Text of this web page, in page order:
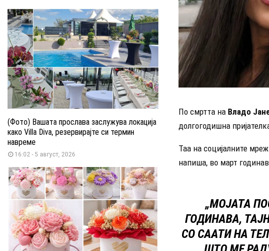
По смртта на Владо
долгогодишна
Таа на социјалните
напиша, во март
„МОЈАТА
ГОДИНАВА,
СО СААТИ НА
(Фото) Вашата прослава заслужува локација
како Villa Diva, резервирајте си термин
навреме
16:02 - 5 август, 2026